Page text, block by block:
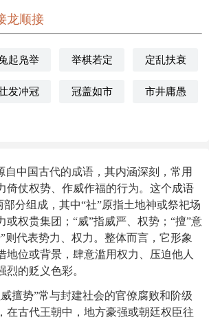
龙顺接
起凫举 举棋若定 定乱扶衰
发冲冠 冠盖如市 市井庸愚
自中国古代的成语，其内涵深刻，常用
倚仗权势、作威作福的行为。这个成语
部分组成，其中“社”原指土地神或祭祀场
或权贵集团；“威”指威严、权势；“擅”意
则代表势力、权力。整体而言，它形象
地位或背景，肆意滥用权力、压迫他人
烈的贬义色彩。
擅势”常与封建社会的官僚腐败和阶级
在古代王朝中，地方豪强或朝廷权臣往